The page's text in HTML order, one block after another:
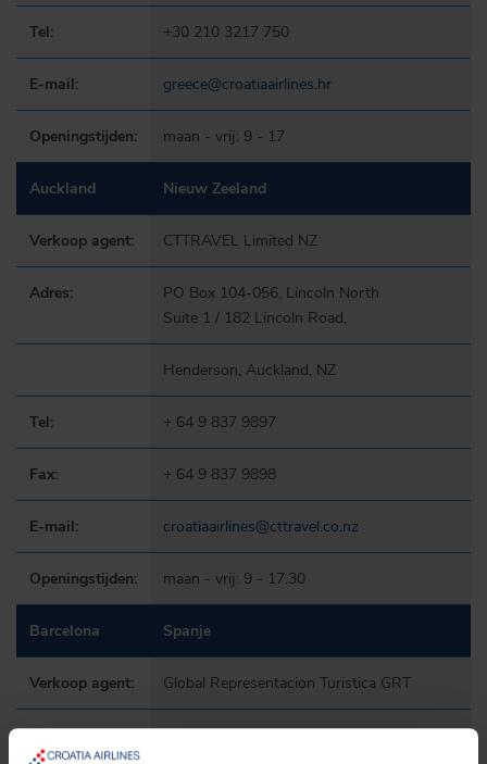
Tel:
E-mail:
Openingstijden:
Auckland
Verkoop agent:
Adres:
Tel:
Fax:
E-mail:
Openingstijden:
Barcelona
Verkoop agent:
Adres:
+30 210 3217 750
greece@croatiaairlines.hr
maan - vrij: 9 - 17
Nieuw Zeeland
CTTRAVEL Limited NZ
PO Box 104-056, Lincoln North
Suite 1 / 182 Lincoln Road,
Henderson, Auckland, NZ
+ 64 9 837 9897
+ 64 9 837 9898
croatiaairlines@cttravel.co.nz
maan - vrij: 9 - 17.30
Spanje
Global Representacion Turistica GRT
Rambla de Catalunya, 61 5º 3ª